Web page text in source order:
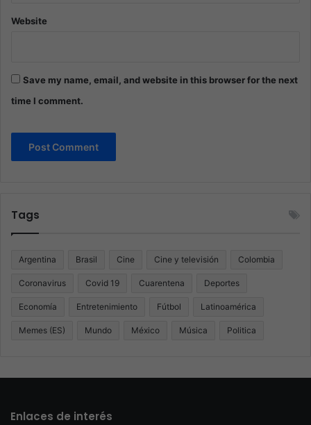
Website
Save my name, email, and website in this browser for the next
time I comment.
Tags
Argentina Brasil Cine Cine y televisión Colombia
Coronavirus Covid 19 Cuarentena Deportes
Economía Entretenimiento Fútbol Latinoamérica
Memes (ES) Mundo México Música Politica
Enlaces de interés